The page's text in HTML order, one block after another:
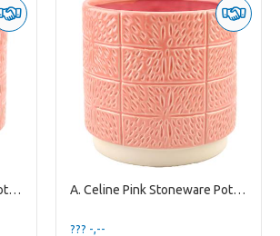
A. Celine Pink Stoneware Pot ES-15 A. Celine Pink Stoneware Pot ES-17
??? -,--